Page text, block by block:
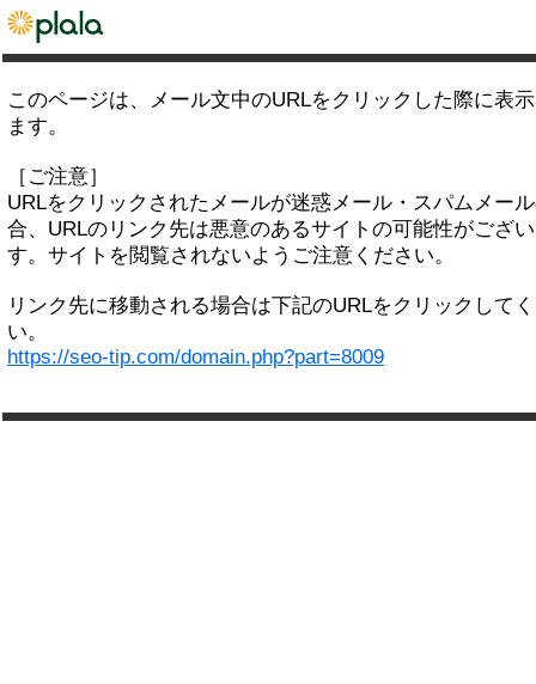
このページは、メール文中のURLをクリックした際に表
ます。
［ご注意］
URLをクリックされたメールが迷惑メール・スパムメー
合、URLのリンク先は悪意のあるサイトの可能性がござ
す。サイトを閲覧されないようご注意ください。
リンク先に移動される場合は下記のURLをクリックして
い。
https://seo-tip.com/domain.php?part=8009